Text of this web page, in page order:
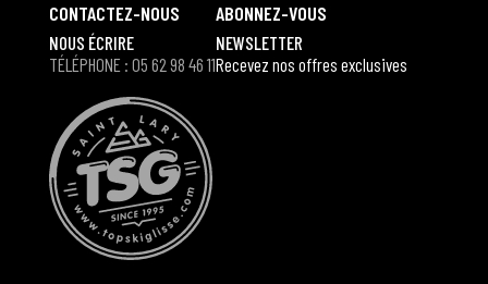
CONTACTEZ-NOUS
NOUS ÉCRIRE
TÉLÉPHONE : 05 62 98 46 11
ABONNEZ-VOUS
NEWSLETTER
Recevez nos offres exclusives